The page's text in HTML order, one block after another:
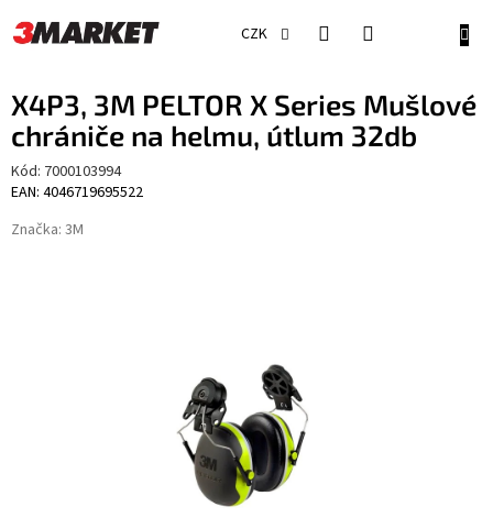
na
obsah
CZK
X4P3, 3M PELTOR X Series Mušlové
chrániče na helmu, útlum 32db
Kód: 7000103994
EAN: 4046719695522
Značka: 3M